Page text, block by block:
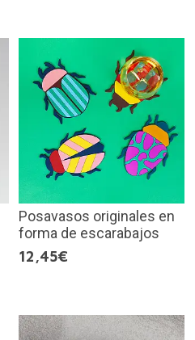
Posavasos originales en
forma de escarabajos
12,45€